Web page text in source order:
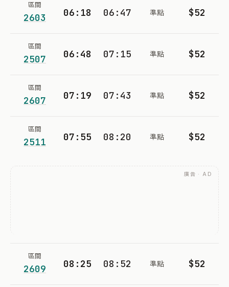
區間
2603 06:18 06:47 準點 $52
區間
2507 06:48 07:15 準點 $52
區間
2607 07:19 07:43 準點 $52
區間
2511 07:55 08:20 準點 $52
廣告 · AD
區間
2609 08:25 08:52 準點 $52